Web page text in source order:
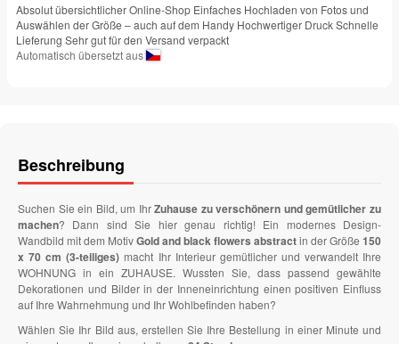
Absolut übersichtlicher Online-Shop Einfaches Hochladen von Fotos und
Auswählen der Größe – auch auf dem Handy Hochwertiger Druck Schnelle
Lieferung Sehr gut für den Versand verpackt
Automatisch übersetzt aus
Beschreibung
Suchen Sie ein Bild, um IhrZuhause zu verschönern und gemütlicher zu
machen? Dann sind Sie hier genau richtig! Ein modernes Design-
Wandbild mit dem MotivGold and black flowers abstractin der Größe 150
x 70 cm (3-teiliges) macht Ihr Interieur gemütlicher und verwandelt Ihre
WOHNUNG in ein ZUHAUSE. Wussten Sie, dass passend gewählte
Dekorationen und Bilder in der Inneneinrichtung einen positiven Einfluss
auf Ihre Wahrnehmung und Ihr Wohlbefinden haben?
Wählen Sie Ihr Bild aus, erstellen Sie Ihre Bestellung in einer Minute und